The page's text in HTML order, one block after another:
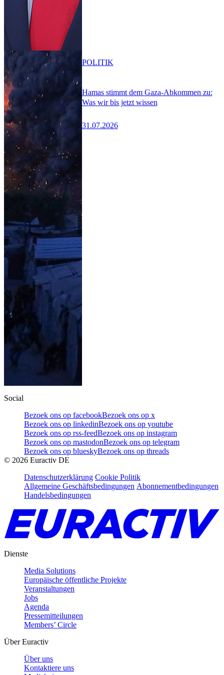
Hamas stimmt dem Gaza-Abkommen zu:
Was wir bis jetzt wissen
31.07.2026
POLITIK
Social
Bezoek ons op facebookBezoek ons op x
Bezoek ons op linkedinBezoek ons op youtube
Bezoek ons op rss-feedBezoek ons op instagram
Bezoek ons op mastodonBezoek ons op telegram
Bezoek ons op blueskyBezoek ons op threads
© 2026 Euractiv DE
Datenschutzerklärung Cookie Politik
Allgemeine Geschäftsbedingungen Abonnementbedingungen
Handelsbedingungen
Dienste
Media Solutions
Europäische öffentliche Projekte
Veranstaltungen
Jobs
Agenda
Pressemitteilungen
Members’ Circle
Über Euractiv
Über uns
Kontaktiere uns